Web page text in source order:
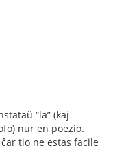
“la” (kaj
nur en poezio.
tio ne estas facile